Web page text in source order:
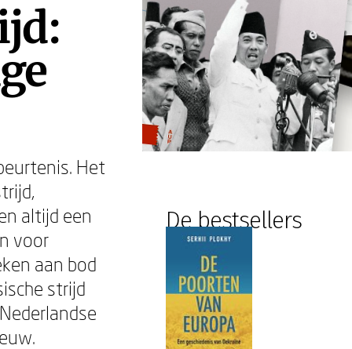
Het
altijd een
voor
aan bod
strijd
De bestsellers